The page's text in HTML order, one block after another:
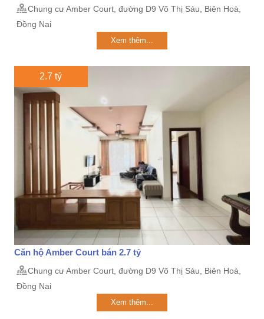
Chung cư Amber Court, đường D9 Võ Thị Sáu, Biên Hoà,
Đồng Nai
Xem thêm...
2.7 tỷ
Căn hộ Amber Court bán 2.7 tỷ
Chung cư Amber Court, đường D9 Võ Thị Sáu, Biên Hoà,
Đồng Nai
Xem thêm...